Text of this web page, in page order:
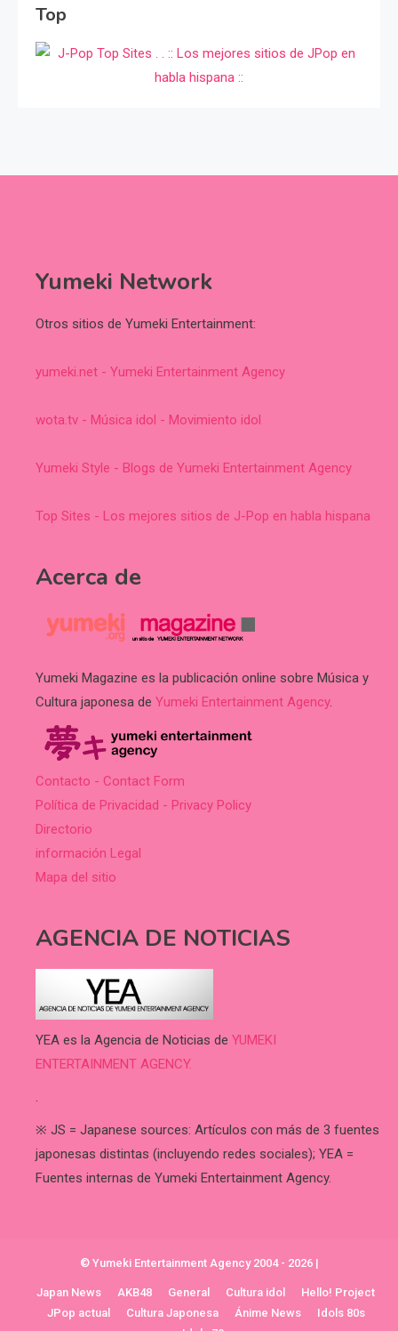
Top
Yumeki Network
Otros sitios de Yumeki Entertainment:
yumeki.net - Yumeki Entertainment Agency
wota.tv - Música idol - Movimiento idol
Yumeki Style - Blogs de Yumeki Entertainment Agency
Top Sites - Los mejores sitios de J-Pop en habla hispana
Acerca de
Yumeki Magazine es la publicación online sobre Música y
Cultura japonesa de Yumeki Entertainment Agency.
Contacto - Contact Form
Política de Privacidad - Privacy Policy
Directorio
información Legal
Mapa del sitio
AGENCIA DE NOTICIAS
YEA es la Agencia de Noticias de YUMEKI
ENTERTAINMENT AGENCY.
.
※ JS = Japanese sources: Artículos con más de 3 fuentes
japonesas distintas (incluyendo redes sociales); YEA =
Fuentes internas de Yumeki Entertainment Agency.
© Yumeki Entertainment Agency 2004 - 2026 |
Japan News AKB48 General Cultura idol
Hello! Project
JPop actual
Cultura Japonesa Ánime News
Idols 80s